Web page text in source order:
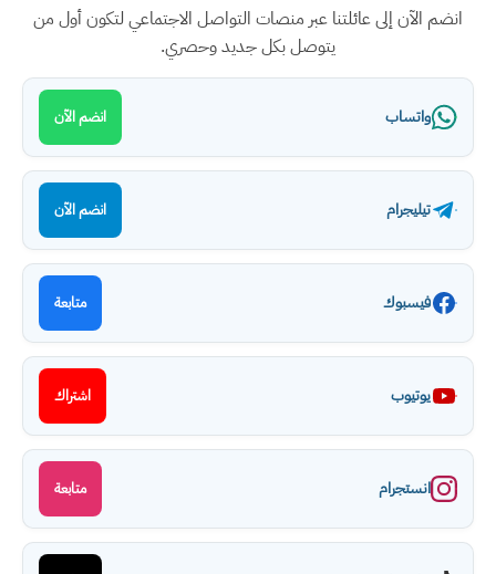
انضم الآن إلى عائلتنا عبر منصات التواصل الاجتماعي لتكون أول من
يتوصل بكل جديد وحصري.
واتساب انضم الآن
تيليجرام انضم الآن
فيسبوك متابعة
يوتيوب اشتراك
انستجرام متابعة